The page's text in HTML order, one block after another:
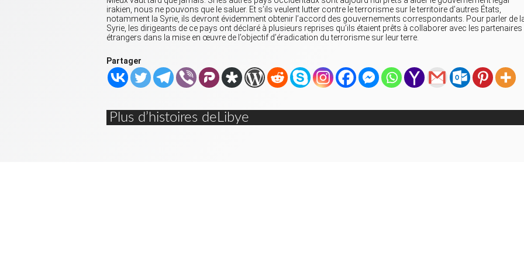
irakien, nous ne pouvons que le saluer. Et s’ils veulent lutter contre le terrorisme sur le territoire d’autres États,
notamment la Syrie, ils devront évidemment obtenir l’accord des gouvernements correspondants. Pour parler de
Syrie, les dirigeants de ce pays ont déclaré à plusieurs reprises qu’ils étaient prêts à collaborer avec les partenaires
étrangers dans la mise en œuvre de l’objectif d’éradication du terrorisme sur leur terre.
Partager
Plus d’histoires deLibye